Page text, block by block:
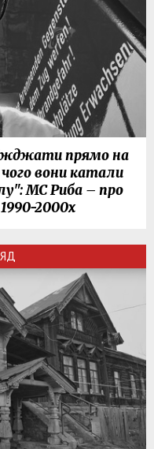
прямо на
вони катали
МС Риба – про
2000х